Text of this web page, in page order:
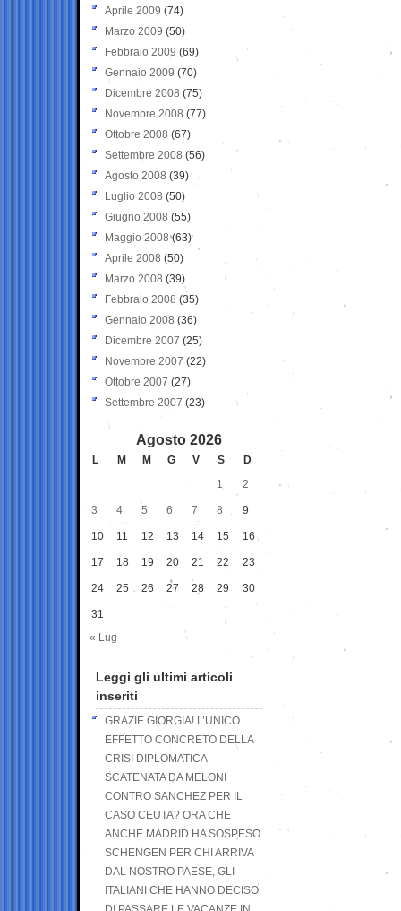
Aprile 2009 (74)
Marzo 2009 (50)
Febbraio 2009 (69)
Gennaio 2009 (70)
Dicembre 2008 (75)
Novembre 2008 (77)
Ottobre 2008 (67)
Settembre 2008 (56)
Agosto 2008 (39)
Luglio 2008 (50)
Giugno 2008 (55)
Maggio 2008(63)
Aprile 2008 (50)
Marzo 2008 (39)
Febbraio 2008 (35)
Gennaio 2008 (36)
Dicembre 2007 (25)
Novembre 2007 (22)
Ottobre 2007 (27)
Settembre 2007 (23)
Agosto 2026
L M M G V S
D
1
2
3 4 5 6 7 8 9
10 11 12 13 14 15 16
17 18 19 20 21 22 23
24 25 26 27 28 29 30
31
« Lug
Leggi gli ultimi articoli
inseriti
GRAZIE GIORGIA! L’UNICO
EFFETTO CONCRETO DELLA
CRISI DIPLOMATICA
SCATENATA DA MELONI
CONTRO SANCHEZ PER IL
CASO CEUTA? ORA CHE
ANCHE MADRID HA SOSPESO
SCHENGEN PER CHI ARRIVA
DAL NOSTRO PAESE, GLI
ITALIANI CHE HANNO DECISO